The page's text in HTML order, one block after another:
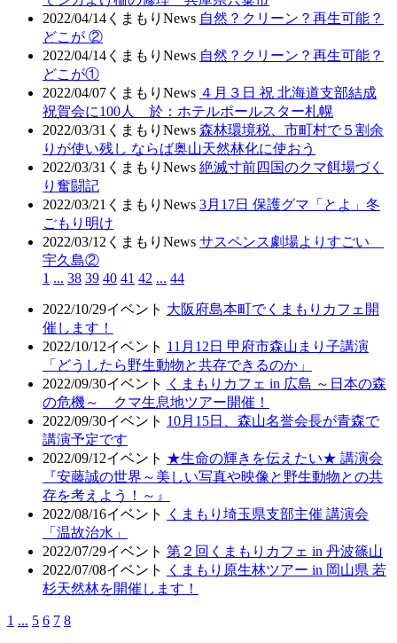
2022/04/14 くまもりNews 自然？クリーン？再生可能？
どこが ②
2022/04/14 くまもりNews 自然？クリーン？再生可能？
どこが①
2022/04/07 くまもりNews ４月３日 祝 北海道支部結成
祝賀会に100人 於：ホテルポールスター札幌
2022/03/31 くまもりNews 森林環境税、市町村で５割余
りが使い残し ならば奥山天然林化に使おう
2022/03/31 くまもりNews 絶滅寸前四国のクマ餌場づく
り奮闘記
2022/03/21 くまもりNews 3月17日 保護グマ「とよ」冬
ごもり明け
2022/03/12 くまもりNews サスペンス劇場よりすごい
宇久島②
1 ... 38 39 40 41 42 ... 44
2022/10/29イベント 大阪府島本町でくまもりカフェ開
催します！
2022/10/12イベント 11月12日 甲府市森山まり子講演
「どうしたら野生動物と共存できるのか」
2022/09/30イベント
くまもりカフェ in 広島 ～日本の森
の危機～ クマ生息地ツアー開催！
2022/09/30イベント 10月15日、森山名誉会長が青森で
講演予定です
2022/09/12イベント ★生命の輝きを伝えたい★ 講演会
『安藤誠の世界～美しい写真や映像と野生動物との共
存を考えよう！～』
2022/08/16イベント
くまもり埼玉県支部主催 講演会
「温故治水」
2022/07/29イベント 第２回くまもりカフェ in 丹波篠山
2022/07/08イベント
くまもり原生林ツアー in 岡山県 若
杉天然林を開催します！
1 ... 5 6 7 8